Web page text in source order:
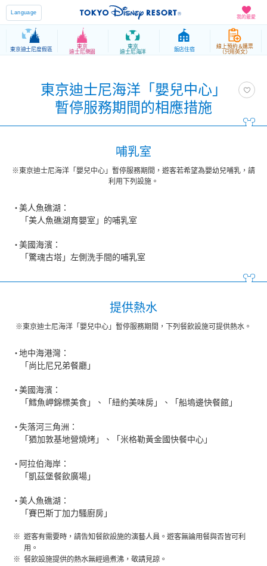
我的最愛
Language
東京迪士尼度假區
東京
迪士尼樂園
東京
迪士尼海洋
飯店住宿
線上預約＆購票
（只用英文）
東京迪士尼海洋「嬰兒中心」
暫停服務期間的相應措施
哺乳室
※東京迪士尼海洋「嬰兒中心」暫停服務期間，遊客若希望為嬰幼兒哺乳，請
利用下列設施。
美人魚礁湖：
「美人魚礁湖育嬰室」的哺乳室
美國海濱：
「驚魂古塔」左側洗手間的哺乳室
提供熱水
※東京迪士尼海洋「嬰兒中心」暫停服務期間，下列餐飲設施可提供熱水。
地中海港灣：
「尚比尼兄弟餐廳」
美國海濱：
「鱈魚岬錦標美食」、「紐約美味房」、「船塢邊快餐館」
失落河三角洲：
「猶加敦基地營燒烤」、「米格勒黃金國快餐中心」
阿拉伯海岸：
「凱茲堡餐飲廣場」
美人魚礁湖：
「賽巴斯丁加力騷廚房」
遊客有需要時，請告知餐飲設施的演藝人員。遊客無論用餐與否皆可利
用。
餐飲設施提供的熱水無經過煮沸，敬請見諒。